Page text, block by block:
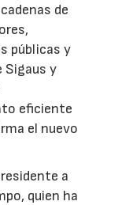
de
públicas y
Sigaus y
eficiente
el nuevo
a
quien ha